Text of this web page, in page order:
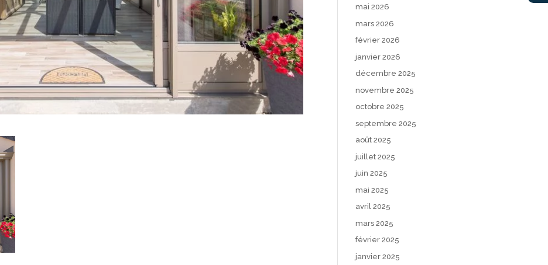
mai 2026
mars 2026
février 2026
janvier 2026
décembre 2025
novembre 2025
octobre 2025
septembre 2025
août 2025
juillet 2025
juin 2025
mai 2025
avril 2025
mars 2025
février 2025
janvier 2025